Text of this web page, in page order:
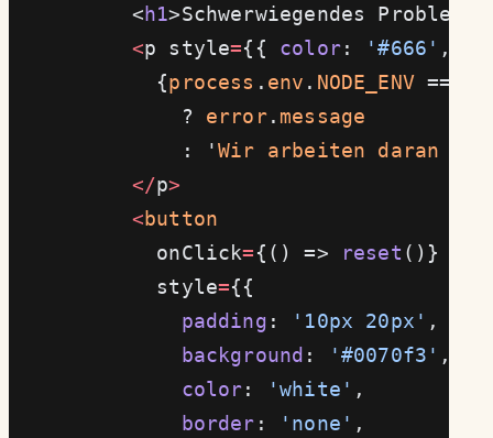
          <
h1>Schwerwiegendes Problem
          <
p style={{ color: '#666' ,
            {
process . env . NODE_ENV === '
              ?
error. message
              : '
Wir arbeiten daran
          </
p>
          <
button
            onClick
={() => reset ()}
            style
={{
              padding
: '10px 20px' ,
              background
: '#0070f3' ,
              color
: 'white' ,
              border
: 'none' ,